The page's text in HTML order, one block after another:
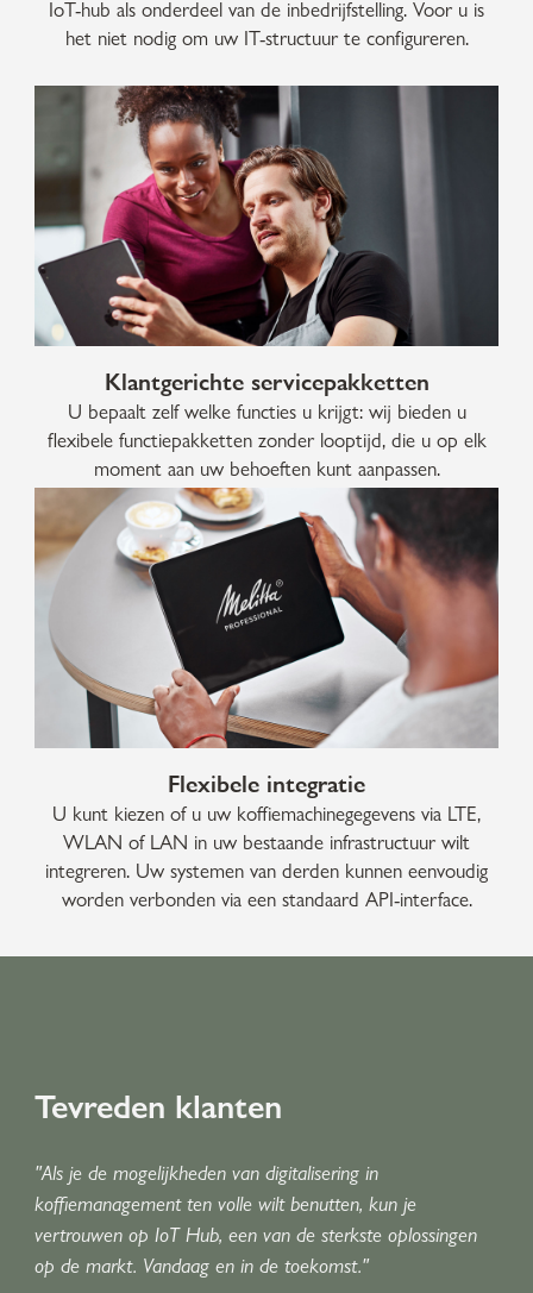
IoT-hub als onderdeel van de inbedrijfstelling. Voor u is
het niet nodig om uw IT-structuur te configureren.
Klantgerichte servicepakketten
U bepaalt zelf welke functies u krijgt: wij bieden u
flexibele functiepakketten zonder looptijd, die u op elk
moment aan uw behoeften kunt aanpassen.
Flexibele integratie
U kunt kiezen of u uw koffiemachinegegevens via LTE,
WLAN of LAN in uw bestaande infrastructuur wilt
integreren. Uw systemen van derden kunnen eenvoudig
worden verbonden via een standaard API-interface.
Tevreden klanten
"Als je de mogelijkheden van digitalisering in
koffiemanagement ten volle wilt benutten, kun je
vertrouwen op IoT Hub, een van de sterkste oplossingen
op de markt. Vandaag en in de toekomst."